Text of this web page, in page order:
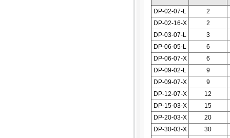
DP-02-07-L
2
DP-02-16-X
2
DP-03-07-L
3
DP-06-05-L
6
DP-06-07-X
6
DP-09-02-L
9
DP-09-07-X
9
DP-12-07-X
12
DP-15-03-X
15
DP-20-03-X
20
DP-30-03-X
30